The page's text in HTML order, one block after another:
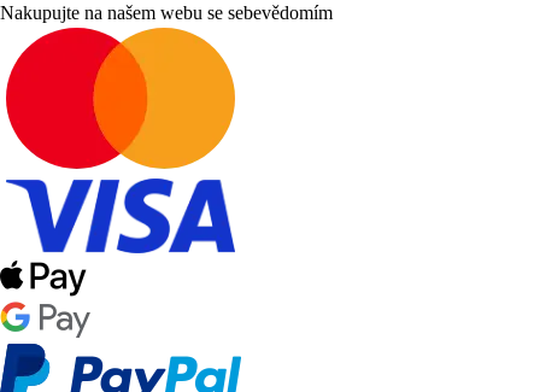
Nakupujte na našem webu se sebevědomím